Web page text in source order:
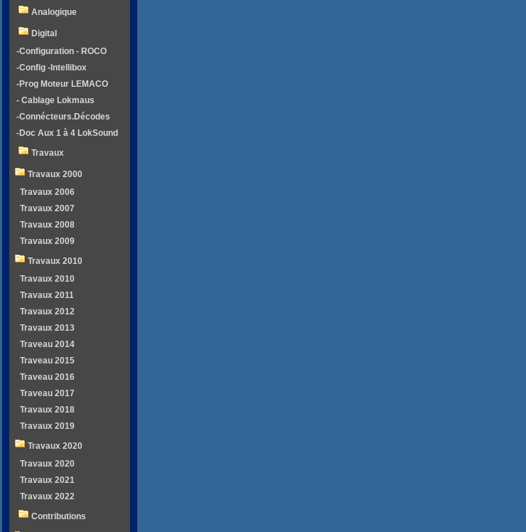
Analogique
Digital
-Configuration - ROCO
-Config -Intellibox
-Prog Moteur LEMACO
- Cablage Lokmaus
-Connécteurs.Décodes
-Doc Aux 1 à 4 LokSound
Travaux
Travaux 2000
Travaux 2006
Travaux 2007
Travaux 2008
Travaux 2009
Travaux 2010
Travaux 2010
Travaux 2011
Travaux 2012
Travaux 2013
Traveau 2014
Traveau 2015
Traveau 2016
Traveau 2017
Travaux 2018
Travaux 2019
Travaux 2020
Travaux 2020
Travaux 2021
Travaux 2022
Contributions